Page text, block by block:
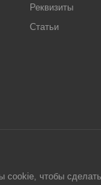
Реквизиты
Статьи
чтобы сделать